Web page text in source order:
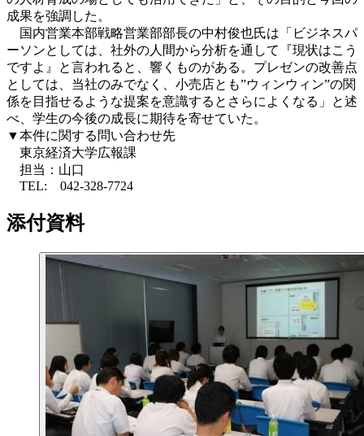
成果を強調した。
国内営業本部戦略営業部部長の中村俊也氏は「ビジネスパ
ーソンとしては、社外の人間から分析を通して『現状はこう
ですよ』と言われると、響くものがある。プレゼンの改善点
としては、当社のみでなく、小売店とも”ウィンウィン”の関
係を目指せるような提案を意識するとさらによくなる」と述
べ、学生の今後の成長に期待を寄せていた。
▼本件に関する問い合わせ先
東京経済大学広報課
担当：山口
TEL: 042-328-7724
添付資料